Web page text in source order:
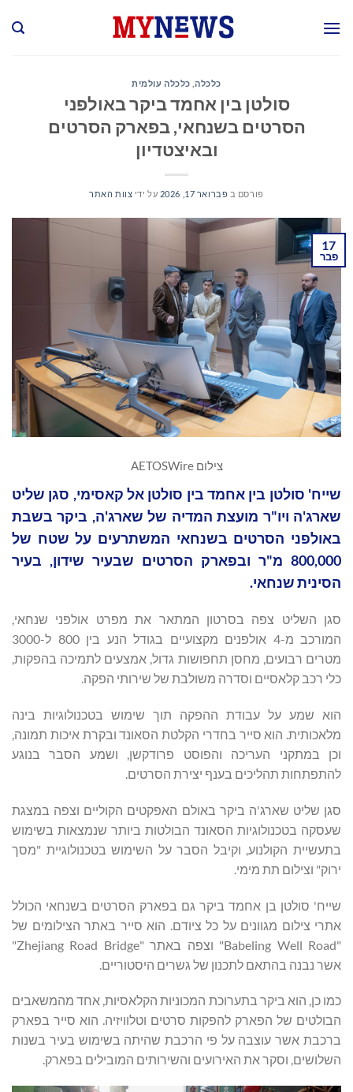
כלכלה, כלכלה עולמית
סולטן בין אחמד ביקר באולפני
הסרטים בשנחאי, בפארק הסרטים
ובאיצטדיון
פורסם ב פברואר 17, 2026 על ידי צוות האתר
17
פבר
צילום AETOSWire
שייח' סולטן בין אחמד בין סולטן אל קאסימי, סגן שליט
שארג'ה ויו"ר מועצת המדיה של שארג'ה, ביקר בשבת
באולפני הסרטים בשנחאי המשתרעים על שטח של
800,000 מ"ר ובפארק הסרטים שבעיר שידון, בעיר
הסינית שנחאי.
סגן השליט צפה בסרטון המתאר את מפרט אולפני שנחאי,
המורכב מ-4 אולפנים מקצועיים בגודל הנע בין 800 ל-3000
מטרים רבועים, מחסן תחפושות גדול, אמצעים לתמיכה בהפקות,
כלי רכב קלאסיים וסדרה משולבת של שירותי הפקה.
הוא שמע על עבודת ההפקה תוך שימוש בטכנולוגיות בינה
מלאכותית. הוא סייר בחדרי הקלטת הסאונד ובקרת איכות תמונה,
וכן במתקני העריכה והפוסט פרודקשן, ושמע הסבר בנוגע
להתפתחות תהליכים בענף יצירת הסרטים.
סגן שליט שארג'ה ביקר באולם האפקטים הקוליים וצפה במצגת
שעסקה בטכנולוגיות הסאונד הבולטות ביותר שנמצאות בשימוש
בתעשיית הקולנוע, וקיבל הסבר על השימוש בטכנולוגיית "מסך
ירוק" וצילום תת מימי.
שייח' סולטן בן אחמד ביקר גם בפארק הסרטים בשנחאי הכולל
אתרי צילום מגוונים על כל ציודם. הוא סייר באתר הצילומים של
"Babeling Well Road" וצפה באתר "Zhejiang Road Bridge"
אשר נבנה בהתאם לתכנון של גשרים היסטוריים.
כמו כן, הוא ביקר בתערוכת המכוניות הקלאסיות, אחד מהמשאבים
הבולטים של הפארק להפקות סרטים וטלוויזיה. הוא סייר בפארק
ברכבת אשר עוצבה על פי הרכבת שהיתה בשימוש בעיר בשנות
השלושים, וסקר את האירועים והשירותים המובילים בפארק.